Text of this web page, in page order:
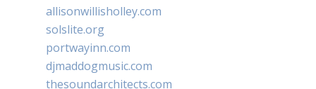
allisonwillisholley.com
solslite.org
portwayinn.com
djmaddogmusic.com
thesoundarchitects.com